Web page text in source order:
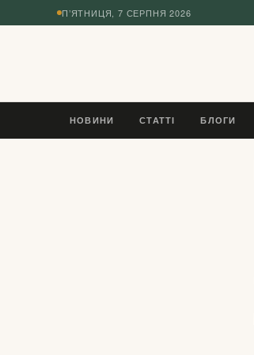
П’ЯТНИЦЯ, 7 СЕРПНЯ 2026
НОВИНИ СТАТТІ БЛОГИ